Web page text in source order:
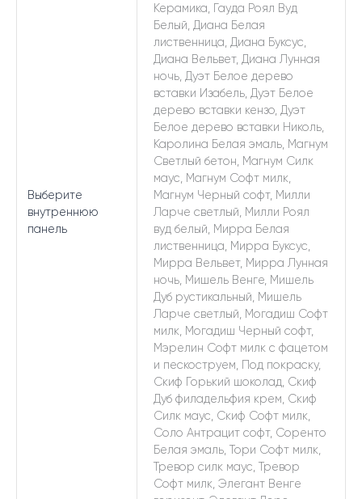
Выберите
внутреннюю
панель
Керамика, Гауда Роял Вуд
Белый, Диана Белая
лиственница, Диана Буксус,
Диана Вельвет, Диана Лунная
ночь, Дуэт Белое дерево
вставки Изабель, Дуэт Белое
дерево вставки кензо, Дуэт
Белое дерево вставки Николь,
Каролина Белая эмаль, Магнум
Светлый бетон, Магнум Силк
маус, Магнум Софт милк,
Магнум Черный софт, Милли
Ларче светлый, Милли Роял
вуд белый, Мирра Белая
лиственница, Мирра Буксус,
Мирра Вельвет, Мирра Лунная
ночь, Мишель Венге, Мишель
Дуб рустикальный, Мишель
Ларче светлый, Могадиш Софт
милк, Могадиш Черный софт,
Мэрелин Софт милк с фацетом
и пескоструем, Под покраску,
Скиф Горький шоколад, Скиф
Дуб филадельфия крем, Скиф
Силк маус, Скиф Софт милк,
Соло Антрацит софт, Соренто
Белая эмаль, Тори Софт милк,
Тревор силк маус, Тревор
Софт милк, Элегант Венге